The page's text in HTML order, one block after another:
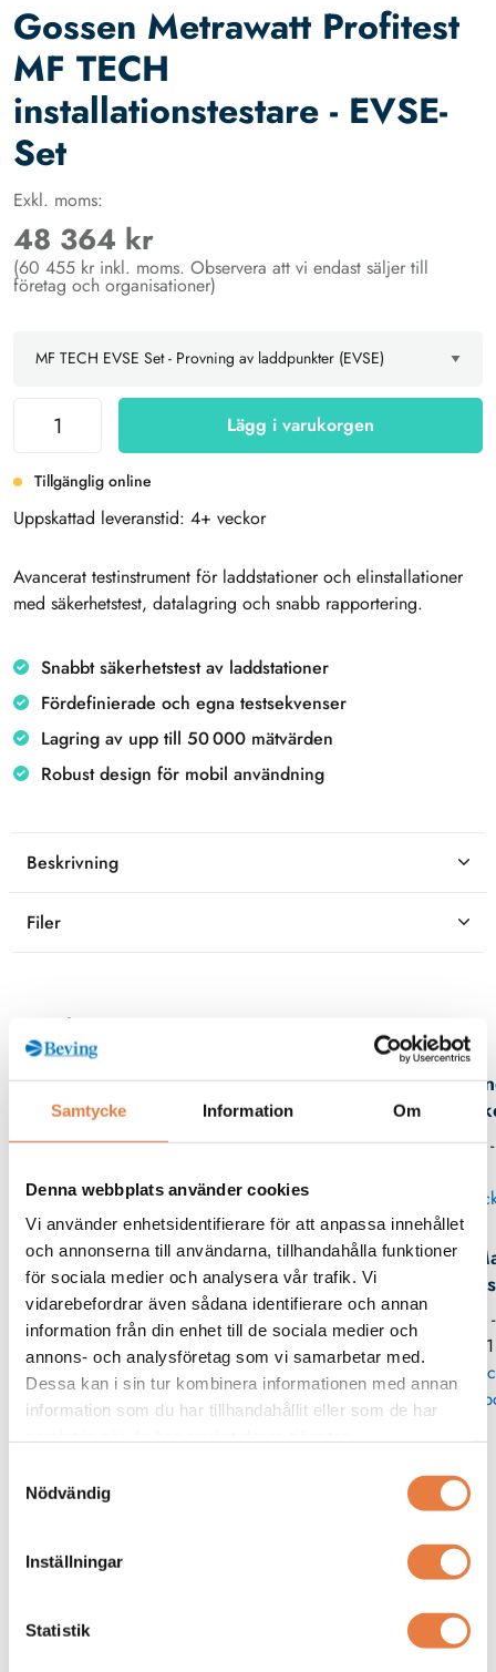
Samtycke Information Om
Denna webbplats använder cookies
Vi använder enhetsidentifierare för att anpassa innehållet
och annonserna till användarna, tillhandahålla funktioner
för sociala medier och analysera vår trafik. Vi
vidarebefordrar även sådana identifierare och annan
information från din enhet till de sociala medier och
annons- och analysföretag som vi samarbetar med.
Dessa kan i sin tur kombinera informationen med annan
information som du har tillhandahållit eller som de har
Nödvändig
Inställningar
Statistik
Gossen Metrawatt Profitest
MF TECH
installationstestare - EVSE-
Set
Exkl. moms:
48 364 kr
(60 455 kr inkl. moms. Observera att vi endast säljer till
företag och organisationer)
Lägg i varukorgen
Tillgänglig online
Uppskattad leveranstid: 4+ veckor
Avancerat testinstrument för laddstationer och elinstallationer
med säkerhetstest, datalagring och snabb rapportering.
Snabbt säkerhetstest av laddstationer
Fördefinierade och egna testsekvenser
Lagring av upp till 50 000 mätvärden
Robust design för mobil användning
Beskrivning
Filer
Kontaktperson
08